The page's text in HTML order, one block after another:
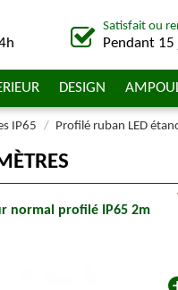
Satisfait ou
Pendant 15
DESIGN
IP65 Profilé ruban LED
normal profilé IP65 2m